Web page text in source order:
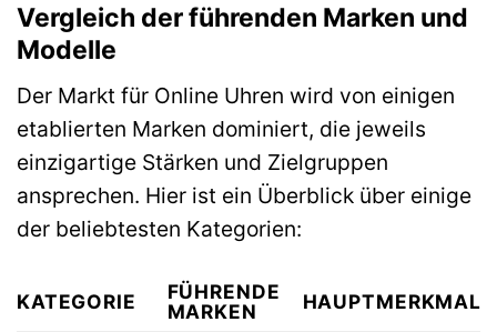
Vergleich der führenden Marken und
Modelle
Der Markt für Online Uhren wird von einigen
etablierten Marken dominiert, die jeweils
einzigartige Stärken und Zielgruppen
ansprechen. Hier ist ein Überblick über einige
der beliebtesten Kategorien:
KATEGORIE
FÜHRENDE
MARKEN
HAUPTMERKMALE